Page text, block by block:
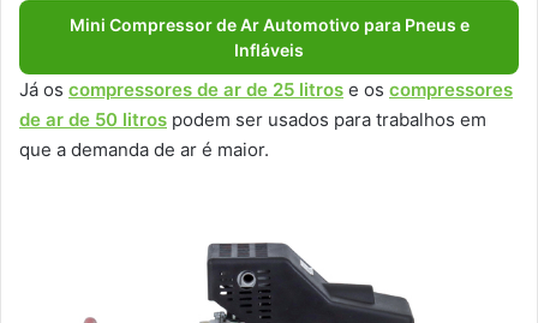
Mini Compressor de Ar Automotivo para Pneus e
Infláveis
Já os compressores de ar de 25 litros e os compressores
de ar de 50 litros podem ser usados para trabalhos em
que a demanda de ar é maior.